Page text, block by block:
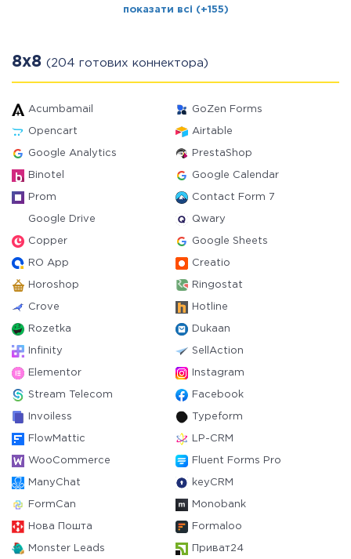
показати всі (+155)
8x8 (204 готових коннектора)
Acumbamail GoZen Forms
Opencart Airtable
Google Analytics PrestaShop
Binotel Google Calendar
Prom Contact Form 7
Google Drive Qwary
Copper Google Sheets
RO App Creatio
Horoshop Ringostat
Crove Hotline
Rozetka Dukaan
Infinity SellAction
Elementor Instagram
Stream Telecom Facebook
Invoiless Typeform
FlowMattic LP-CRM
WooCommerce Fluent Forms Pro
ManyChat keyCRM
FormCan Monobank
Нова Пошта Formaloo
Monster Leads Приват24